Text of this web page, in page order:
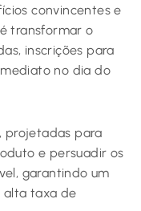
convincentes e
transformar o
inscrições para
no dia do
projetadas para
e persuadir os
garantindo um
alta taxa de